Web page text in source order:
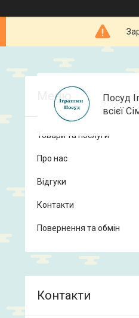
Посуд
всієї
Товари та послуги
Про нас
Відгуки
Контакти
Повернення та обмін